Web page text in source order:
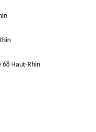
68 Haut-Rhin